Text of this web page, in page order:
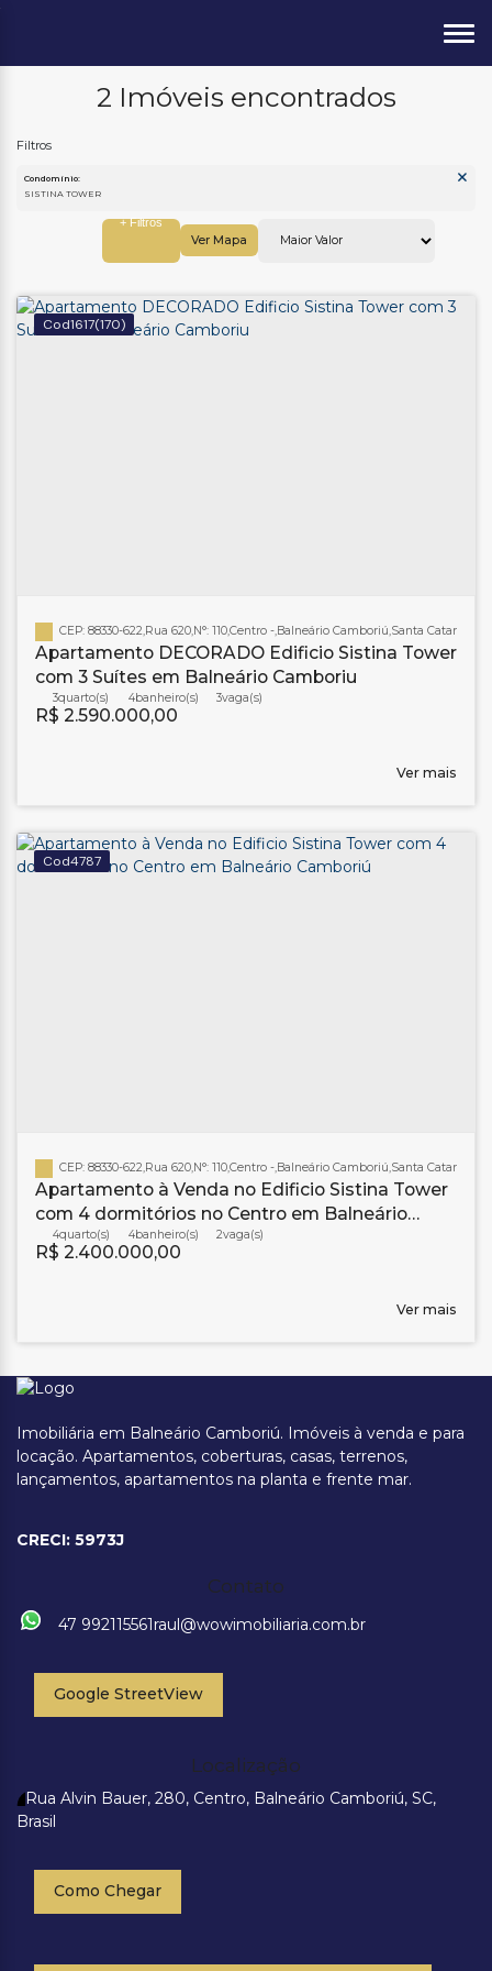
2 Imóveis encontrados
Condomínio:
Ver Mapa
1617(170)
Apartamento DECORADO Edificio Sistina Tower
com 3 Suítes em Balneário Camboriu
R$ 2.590.000,00
CEP: 88330-622,Rua 620,N°: 110,Centro ,Balneário Camboriú,Santa Catarina
3 4banheiro(s) 3
Ver mais
4787
Apartamento à Venda no Edificio Sistina Tower
com 4 dormitórios no Centro em Balneário
Camboriú
R$ 2.400.000,00
CEP: 88330-622,Rua 620,N°: 110,Centro ,Balneário Camboriú,Santa Catarina
4 4banheiro(s) 2
Ver mais
Imobiliária em Balneário Camboriú. Imóveis à venda e para
locação. Apartamentos, coberturas, casas, terrenos,
lançamentos, apartamentos na planta e frente mar.
CRECI: 5973J
Contato
47 992115561raul@wowimobiliaria.com.br
Google StreetView
Localização
Rua Alvin Bauer, 280, Centro, Balneário Camboriú, SC,
Brasil
Como Chegar